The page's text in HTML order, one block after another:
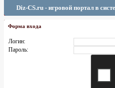
Diz-CS.ru - игровой портал в
Форма входа
Логин:
Пароль: